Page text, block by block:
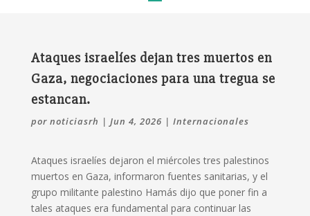
Ataques israelíes dejan tres muertos en
Gaza, negociaciones para una tregua se
estancan.
por noticiasrh | Jun 4, 2026 | Internacionales
Ataques israelíes dejaron el miércoles tres palestinos
muertos en Gaza, informaron fuentes sanitarias, y el
grupo militante palestino Hamás ‌dijo que poner fin a
tales ataques era fundamental para continuar las